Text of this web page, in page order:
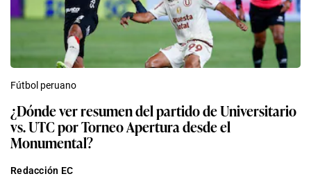
Fútbol peruano
¿Dónde ver resumen del partido de Universitario
vs. UTC por Torneo Apertura desde el
Monumental?
Redacción EC